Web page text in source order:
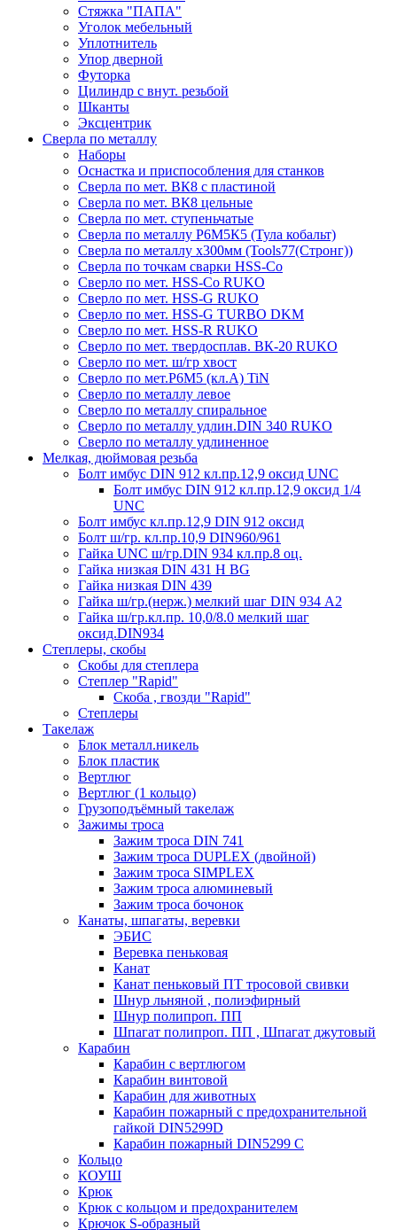
Стяжка "ПАПА"
Уголок мебельный
Уплотнитель
Упор дверной
Футорка
Цилиндр с внут. резьбой
Шканты
Эксцентрик
Сверла по металлу
Наборы
Оснастка и приспособления для станков
Сверла по мет. ВК8 с пластиной
Сверла по мет. ВК8 цельные
Сверла по мет. ступеньчатые
Сверла по металлу Р6М5К5 (Тула кобальт)
Сверла по металлу х300мм (Tools77(Стронг))
Сверла по точкам сварки HSS-Co
Сверло по мет. HSS-Co RUKO
Сверло по мет. HSS-G RUKO
Сверло по мет. HSS-G TURBO DKM
Сверло по мет. HSS-R RUKO
Сверло по мет. твердосплав. ВК-20 RUKO
Сверло по мет. ш/гр хвост
Сверло по мет.Р6М5 (кл.А) TiN
Сверло по металлу левое
Сверло по металлу спиральное
Сверло по металлу удлин.DIN 340 RUKO
Сверло по металлу удлиненное
Мелкая, дюймовая резьба
Болт имбус DIN 912 кл.пр.12,9 оксид UNC
Болт имбус DIN 912 кл.пр.12,9 оксид 1/4
UNC
Болт имбус кл.пр.12,9 DIN 912 оксид
Болт ш/гр. кл.пр.10,9 DIN960/961
Гайка UNC ш/гр.DIN 934 кл.пр.8 оц.
Гайка низкая DIN 431 H BG
Гайка низкая DIN 439
Гайка ш/гр.(нерж.) мелкий шаг DIN 934 А2
Гайка ш/гр.кл.пр. 10,0/8.0 мелкий шаг
оксид.DIN934
Степлеры, скобы
Скобы для степлера
Степлер "Rapid"
Скоба , гвозди "Rapid"
Степлеры
Такелаж
Блок металл.никель
Блок пластик
Вертлюг
Вертлюг (1 кольцо)
Грузоподъёмный такелаж
Зажимы троса
Зажим троса DIN 741
Зажим троса DUPLEX (двойной)
Зажим троса SIMPLEX
Зажим троса алюминевый
Зажим троса бочонок
Канаты, шпагаты, веревки
ЭБИС
Веревка пеньковая
Канат
Канат пеньковый ПТ тросовой свивки
Шнур льняной , полиэфирный
Шнур полипроп. ПП
Шпагат полипроп. ПП , Шпагат джутовый
Карабин
Карабин c вертлюгом
Карабин винтовой
Карабин для животных
Карабин пожарный c предохранительной
гайкой DIN5299D
Карабин пожарный DIN5299 C
Кольцо
КОУШ
Крюк
Крюк с кольцом и предохранителем
Крючок S-образный